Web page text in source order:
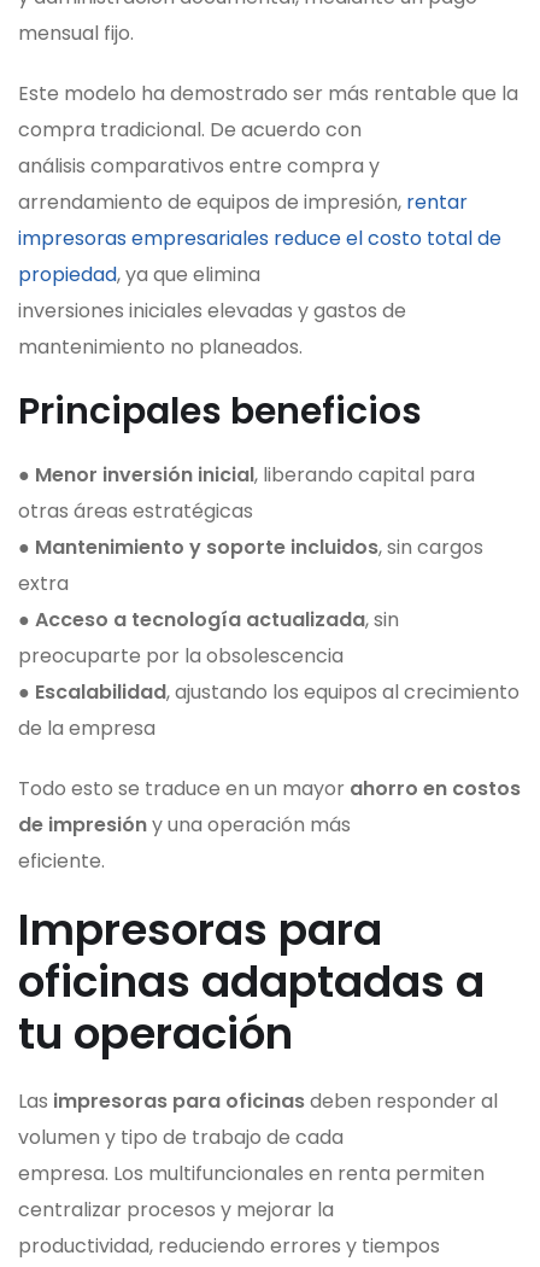
mensual fijo.
Este modelo ha demostrado ser más rentable que la
compra tradicional. De acuerdo con
análisis comparativos entre compra y
arrendamiento de equipos de impresión, rentar
impresoras empresariales reduce el costo total de
propiedad, ya que elimina
inversiones iniciales elevadas y gastos de
mantenimiento no planeados.
Principales beneficios
● Menor inversión inicial, liberando capital para
otras áreas estratégicas
● Mantenimiento y soporte incluidos, sin cargos
extra
● Acceso a tecnología actualizada, sin
preocuparte por la obsolescencia
● Escalabilidad, ajustando los equipos al crecimiento
de la empresa
Todo esto se traduce en un mayor ahorro en costos
de impresióny una operación más
eficiente.
Impresoras para
oficinas adaptadas a
tu operación
Las impresoras para oficinasdeben responder al
volumen y tipo de trabajo de cada
empresa. Los multifuncionales en renta permiten
centralizar procesos y mejorar la
productividad, reduciendo errores y tiempos